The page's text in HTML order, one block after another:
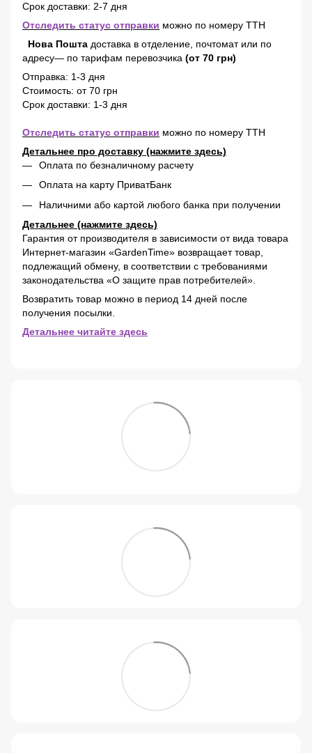
Срок доставки: 2-7 дня
Отследить статус отправки можно по номеру ТТН
Нова Пошта доставка в отделение, почтомат или по
адресу— по тарифам перевозчика (от 70 грн)
Отправка: 1-3 дня
Стоимость: от 70 грн
Срок доставки: 1-3 дня
Отследить статус отправки можно по номеру ТТН
Детальнее про доставку (нажмите здесь)
Оплата по безналичному расчету
Оплата на карту ПриватБанк
Наличними або картой любого банка при получении
Детальнее (нажмите здесь)
Гарантия от производителя в зависимости от вида товара
Интернет-магазин «GardenTime» возвращает товар,
подлежащий обмену, в соответствии с требованиями
законодательства «О защите прав потребителей».
Возвратить товар можно в период 14 дней после
получения посылки.
Детальнее читайте здесь